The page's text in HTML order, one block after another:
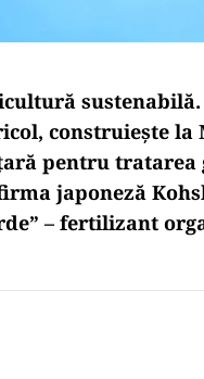
construiește la
pentru tratarea
japoneză
– fertilizant